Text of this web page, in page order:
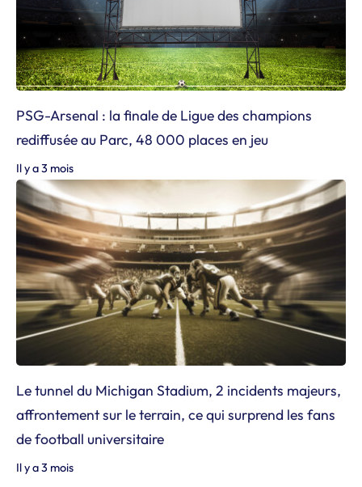
PSG-Arsenal : la finale de Ligue des champions
rediffusée au Parc, 48 000 places en jeu
Il y a 3 mois
Le tunnel du Michigan Stadium, 2 incidents majeurs,
affrontement sur le terrain, ce qui surprend les fans
de football universitaire
Il y a 3 mois